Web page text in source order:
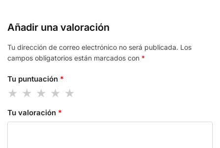
Añadir una valoración
Tu dirección de correo electrónico no será publicada. Los
campos obligatorios están marcados con *
Tu puntuación *
Tu valoración *